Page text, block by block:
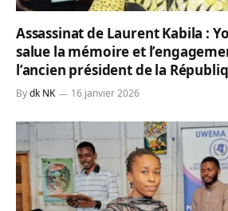
Assassinat de Laurent Kabila :
salue la mémoire et
l’ancien président de la
Bydk NK 16 janvier 2026